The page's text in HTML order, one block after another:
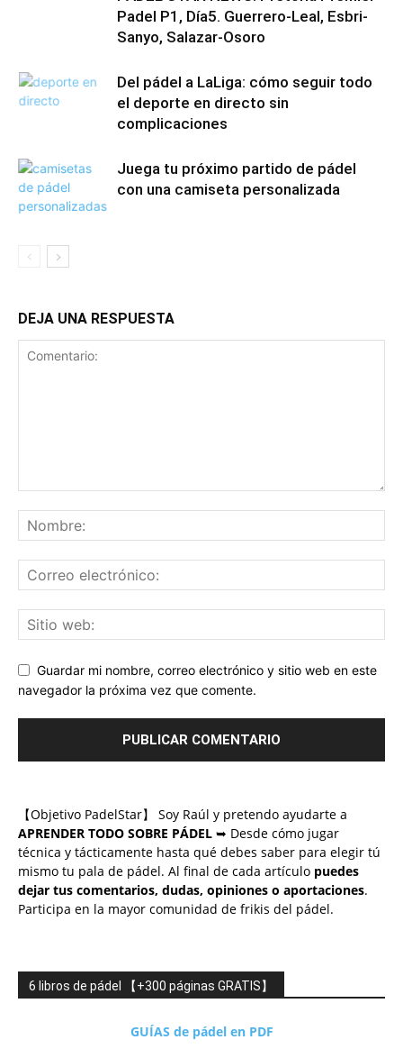
Padel P1, Día5. Guerrero-Leal, Esbri-
Sanyo, Salazar-Osoro
Del pádel a LaLiga: cómo seguir todo
el deporte en directo sin
complicaciones
Juega tu próximo partido de pádel
con una camiseta personalizada
DEJA UNA RESPUESTA
Guardar mi nombre, correo electrónico y sitio web en este
navegador la próxima vez que comente.
【Objetivo PadelStar】 Soy Raúl y pretendo ayudarte a
APRENDER TODO SOBRE PÁDEL ➥ Desde cómo jugar
técnica y tácticamente hasta qué debes saber para elegir tú
mismo tu pala de pádel. Al final de cada artículo puedes
dejar tus comentarios, dudas, opiniones o aportaciones.
Participa en la mayor comunidad de frikis del pádel.
6 libros de pádel 【+300 páginas GRATIS】
GUÍAS de pádel en PDF